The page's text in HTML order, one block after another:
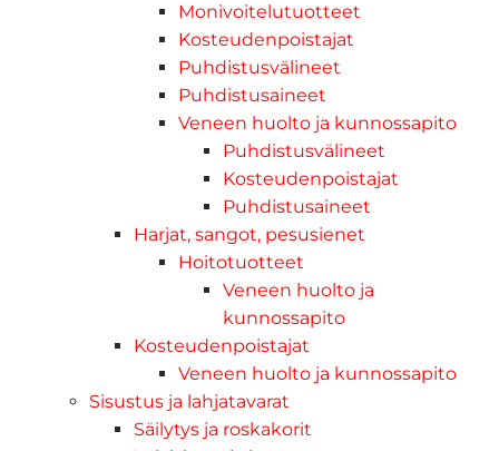
Monivoitelutuotteet
Kosteudenpoistajat
Puhdistusvälineet
Puhdistusaineet
Veneen huolto ja kunnossapito
Puhdistusvälineet
Kosteudenpoistajat
Puhdistusaineet
Harjat, sangot, pesusienet
Hoitotuotteet
Veneen huolto ja
kunnossapito
Kosteudenpoistajat
Veneen huolto ja kunnossapito
Sisustus ja lahjatavarat
Säilytys ja roskakorit